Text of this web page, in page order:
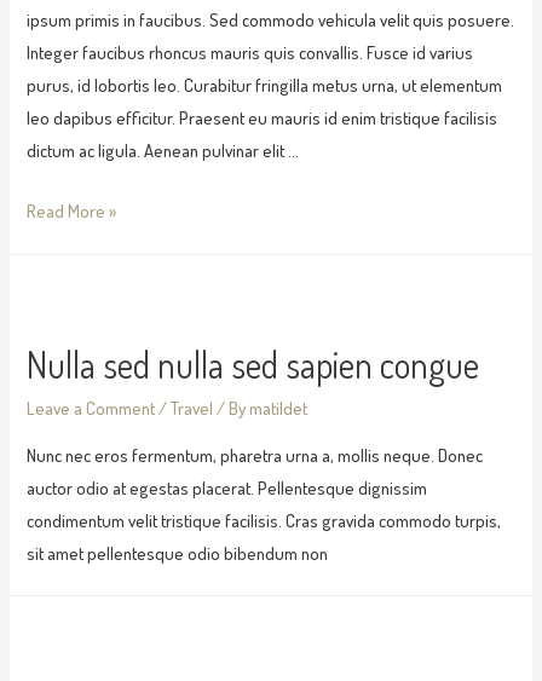
ipsum primis in faucibus. Sed commodo vehicula velit quis posuere.
Integer faucibus rhoncus mauris quis convallis. Fusce id varius
purus, id lobortis leo. Curabitur fringilla metus urna, ut elementum
leo dapibus efficitur. Praesent eu mauris id enim tristique facilisis
dictum ac ligula. Aenean pulvinar elit …
Read More »
Nulla sed nulla sed sapien congue
Leave a Comment/Travel / Bymatildet
Nunc nec eros fermentum, pharetra urna a, mollis neque. Donec
auctor odio at egestas placerat. Pellentesque dignissim
condimentum velit tristique facilisis. Cras gravida commodo turpis,
sit amet pellentesque odio bibendum non